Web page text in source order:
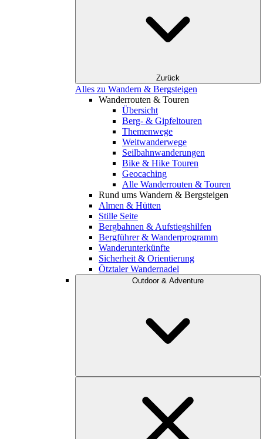
Zurück
Alles zu Wandern & Bergsteigen
Wanderrouten & Touren
Übersicht
Berg- & Gipfeltouren
Themenwege
Weitwanderwege
Seilbahnwanderungen
Bike & Hike Touren
Geocaching
Alle Wanderrouten & Touren
Rund ums Wandern & Bergsteigen
Almen & Hütten
Stille Seite
Bergbahnen & Aufstiegshilfen
Bergführer & Wanderprogramm
Wanderunterkünfte
Sicherheit & Orientierung
Ötztaler Wandernadel
Outdoor & Adventure